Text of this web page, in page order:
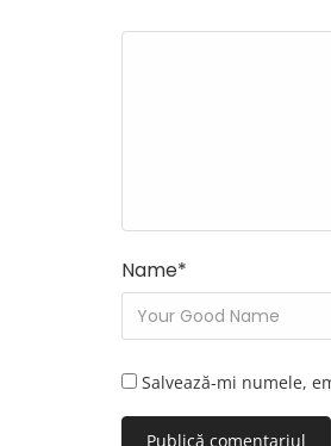
Name*
Salvează-mi numele,